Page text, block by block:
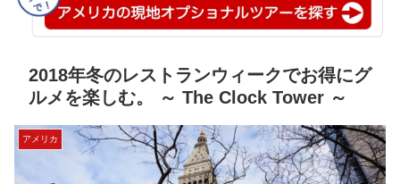
2018年冬のレストランウィークでお得にグ
ルメを楽しむ。 ～ The Clock Tower ～
アメリカ